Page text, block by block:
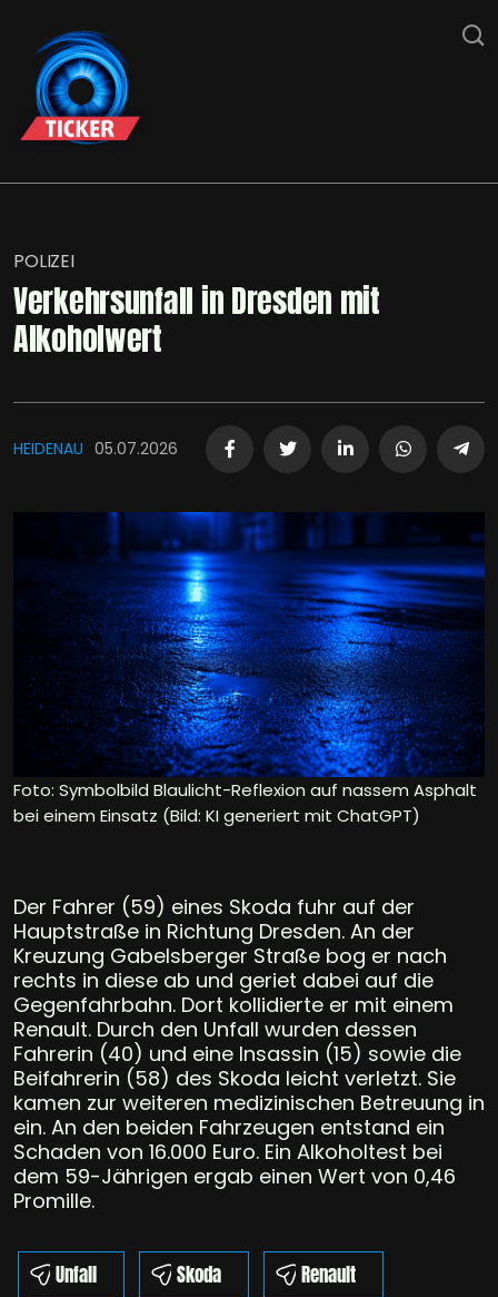
POLIZEI
Verkehrsunfall in Dresden mit
Alkoholwert
HEIDENAU 05.07.2026
Foto: Symbolbild Blaulicht-Reflexion auf nassem Asphalt
bei einem Einsatz (Bild: KI generiert mit ChatGPT)
Der Fahrer (59) eines Skoda fuhr auf der
Hauptstraße in Richtung Dresden. An der
Kreuzung Gabelsberger Straße bog er nach
rechts in diese ab und geriet dabei auf die
Gegenfahrbahn. Dort kollidierte er mit einem
Renault. Durch den Unfall wurden dessen
Fahrerin (40) und eine Insassin (15) sowie die
Beifahrerin (58) des Skoda leicht verletzt. Sie
kamen zur weiteren medizinischen Betreuung in
ein. An den beiden Fahrzeugen entstand ein
Schaden von 16.000 Euro. Ein Alkoholtest bei
dem 59-Jährigen ergab einen Wert von 0,46
Promille.
Unfall Skoda
Renault